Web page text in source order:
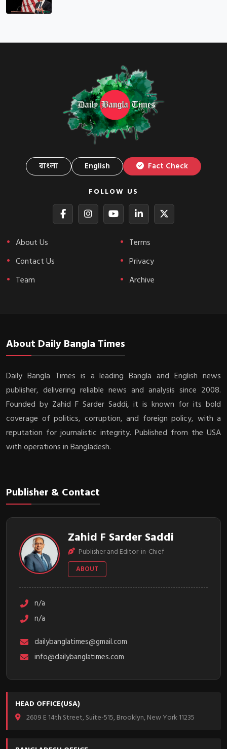
বাংলা English Fact Check
FOLLOW US
About Us
Contact Us
Team
Terms
Privacy
Archive
About Daily Bangla Times
Daily Bangla Times is a leading Bangla and English news
publisher, delivering reliable news and analysis since 2008.
Founded by Zahid F Sarder Saddi, it is known for its bold
coverage of politics, corruption, and foreign policy, with a
reputation for journalistic integrity. Published from the USA
with operations in Bangladesh.
Publisher & Contact
Zahid F Sarder Saddi
Publisher and Editor-in-Chief
ABOUT
n/a
n/a
dailybanglatimes@gmail.com
info@dailybanglatimes.com
HEAD OFFICE(USA)
2609 E 14th Street, Suite-515, Brooklyn, New York 11235